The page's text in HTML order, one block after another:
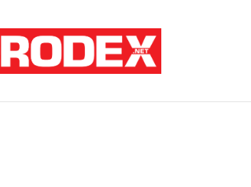
ZATAJENA ULOGA HVO-a U “OLUJI”